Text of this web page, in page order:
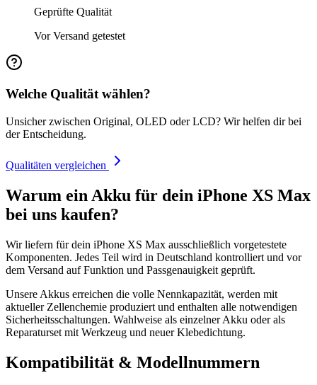
Geprüfte Qualität
Vor Versand getestet
Welche Qualität wählen?
Unsicher zwischen Original, OLED oder LCD? Wir helfen dir bei
der Entscheidung.
Qualitäten vergleichen
Warum ein Akku für dein iPhone XS Max
bei uns kaufen?
Wir liefern für dein iPhone XS Max ausschließlich vorgetestete
Komponenten. Jedes Teil wird in Deutschland kontrolliert und vor
dem Versand auf Funktion und Passgenauigkeit geprüft.
Unsere Akkus erreichen die volle Nennkapazität, werden mit
aktueller Zellenchemie produziert und enthalten alle notwendigen
Sicherheitsschaltungen. Wahlweise als einzelner Akku oder als
Reparaturset mit Werkzeug und neuer Klebedichtung.
Kompatibilität & Modellnummern